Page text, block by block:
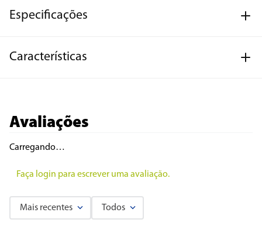
Especificações
Características
Avaliações
Carregando…
Faça login para escrever uma avaliação.
Mais recentes Todos